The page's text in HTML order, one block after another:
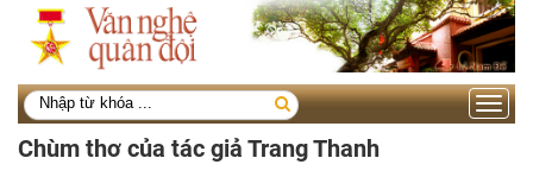
Toggle
Chùm thơ của tác giả Trang Thanh